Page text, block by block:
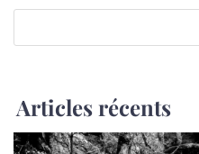
Articles récents